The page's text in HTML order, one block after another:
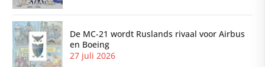
De MC-21 wordt Ruslands rivaal voor Airbus
en Boeing
27 juli 2026